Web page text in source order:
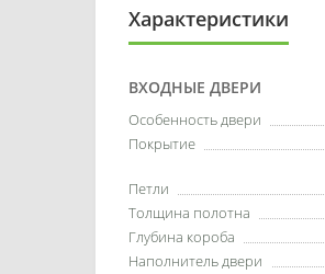
Характеристики
ВХОДНЫЕ ДВЕРИ
Особенность двери
Покрытие
Петли
Толщина полотна
Глубина короба
Наполнитель двери